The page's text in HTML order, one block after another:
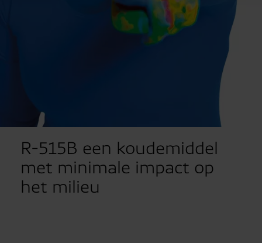
R-515B een koudemiddel
met minimale impact op
het milieu